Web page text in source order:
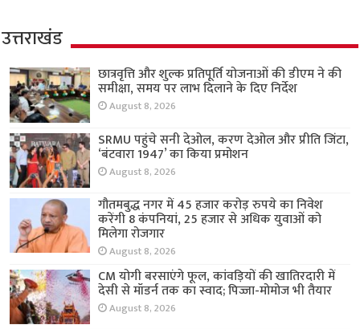
उत्तराखंड
छात्रवृत्ति और शुल्क प्रतिपूर्ति योजनाओं की डीएम ने की
समीक्षा, समय पर लाभ दिलाने के दिए निर्देश
August 8, 2026
SRMU पहुंचे सनी देओल, करण देओल और प्रीति जिंटा,
‘बंटवारा 1947’ का किया प्रमोशन
August 8, 2026
गौतमबुद्ध नगर में 45 हजार करोड़ रुपये का निवेश
करेंगी 8 कंपनियां, 25 हजार से अधिक युवाओं को
मिलेगा रोजगार
August 8, 2026
CM योगी बरसाएंगे फूल, कांवड़ियों की खातिरदारी में
देसी से मॉडर्न तक का स्वाद; पिज्जा-मोमोज भी तैयार
August 8, 2026